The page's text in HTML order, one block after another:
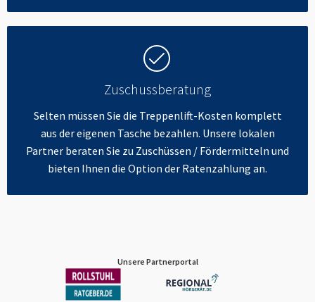
Zuschussberatung
Selten müssen Sie die Treppenlift-Kosten komplett
aus der eigenen Tasche bezahlen. Unsere lokalen
Partner beraten Sie zu Zuschüssen / Fördermitteln und
bieten Ihnen die Option der Ratenzahlung an.
Unsere Partnerportal